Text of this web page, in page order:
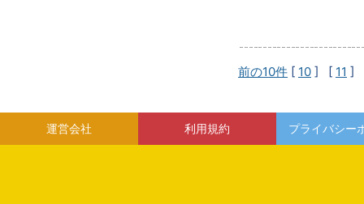
前の10件 [ 10 ] [ 11 ]
運営会社 利用規約 プライバシー